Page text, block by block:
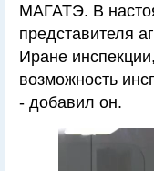
МАГАТЭ. В
представителя
Иране
возможность
- добавил он.